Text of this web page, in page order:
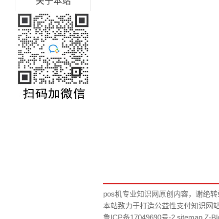
pos机专业知识网原创内容，谢绝转
本站致力于打造公益性支付知识网站
鲁ICP备17049690号-2 sitemap Z-